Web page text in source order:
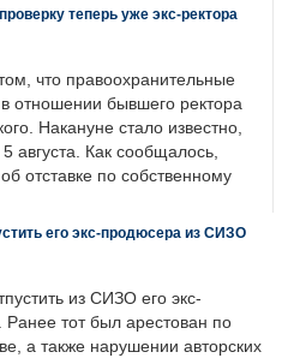
теперь уже экс-ректора
что правоохранительные
отношении бывшего ректора
Накануне стало известно,
августа. Как сообщалось,
отставке по собственному
его экс-продюсера из СИЗО
из СИЗО его экс-
тот был арестован по
а также нарушении авторских